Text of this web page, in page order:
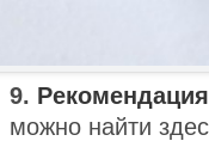
9.
можно найти